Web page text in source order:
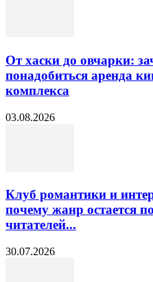
От хаски до овчарки:
понадобиться аренда
комплекса
03.08.2026
Клуб романтики и
почему жанр остается
читателей...
30.07.2026